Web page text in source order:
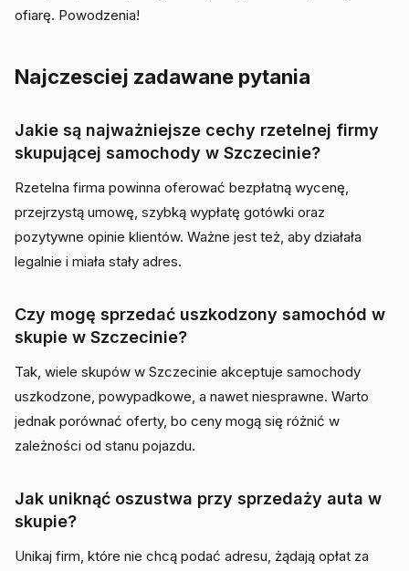
ofiarę. Powodzenia!
Najczesciej zadawane pytania
Jakie są najważniejsze cechy rzetelnej firmy
skupującej samochody w Szczecinie?
Rzetelna firma powinna oferować bezpłatną wycenę,
przejrzystą umowę, szybką wypłatę gotówki oraz
pozytywne opinie klientów. Ważne jest też, aby działała
legalnie i miała stały adres.
Czy mogę sprzedać uszkodzony samochód w
skupie w Szczecinie?
Tak, wiele skupów w Szczecinie akceptuje samochody
uszkodzone, powypadkowe, a nawet niesprawne. Warto
jednak porównać oferty, bo ceny mogą się różnić w
zależności od stanu pojazdu.
Jak uniknąć oszustwa przy sprzedaży auta w
skupie?
Unikaj firm, które nie chcą podać adresu, żądają opłat za